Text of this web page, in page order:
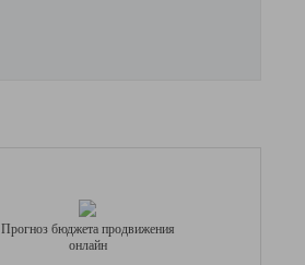
Прогноз бюджета продвижения
онлайн